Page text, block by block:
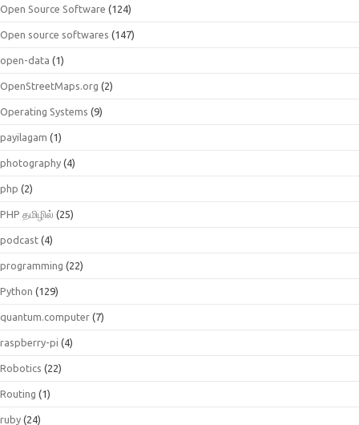
Open Source Software (124)
Open source softwares (147)
open-data (1)
OpenStreetMaps.org (2)
Operating Systems (9)
payilagam (1)
photography (4)
php (2)
PHP தமிழில் (25)
podcast (4)
programming (22)
Python (129)
quantum.computer (7)
raspberry-pi (4)
Robotics (22)
Routing (1)
ruby (24)